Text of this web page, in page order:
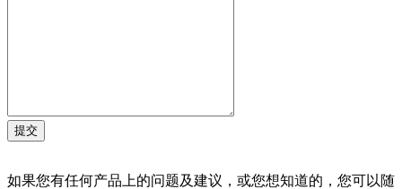
如果您有任何产品上的问题及建议，或您想知道的，您可以随